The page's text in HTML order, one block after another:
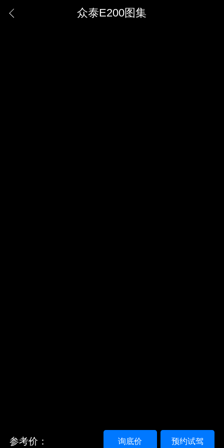
众泰E200图集
参考价： 预约试驾
询底价